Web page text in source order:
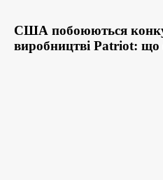
США побоюються
виробництві Patriot: